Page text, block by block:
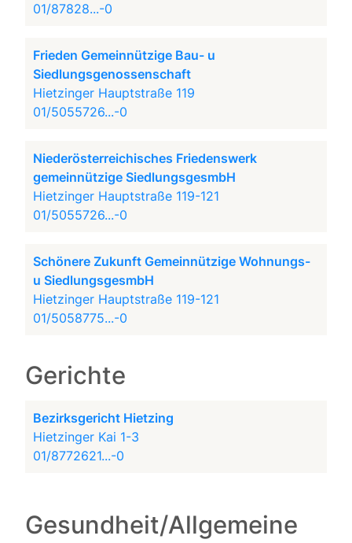
01/87828...-0
Frieden Gemeinnützige Bau- u
Siedlungsgenossenschaft
Hietzinger Hauptstraße 119
01/5055726...-0
Niederösterreichisches Friedenswerk
gemeinnützige SiedlungsgesmbH
Hietzinger Hauptstraße 119-121
01/5055726...-0
Schönere Zukunft Gemeinnützige Wohnungs-
u SiedlungsgesmbH
Hietzinger Hauptstraße 119-121
01/5058775...-0
Gerichte
Bezirksgericht Hietzing
Hietzinger Kai 1-3
01/8772621...-0
Gesundheit/Allgemeine